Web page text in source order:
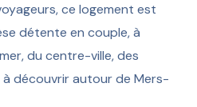
ce logement est
détente en couple, à
du centre-ville, des
découvrir autour de Mers-